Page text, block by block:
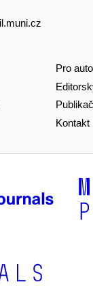
Pro
Kontakt